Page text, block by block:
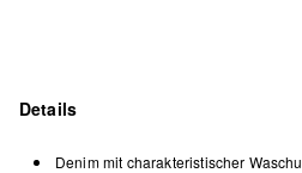
Details
Denim mit charakteristischer